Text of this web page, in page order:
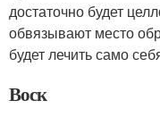
достаточно будет
обвязывают место
будет лечить само
Воск